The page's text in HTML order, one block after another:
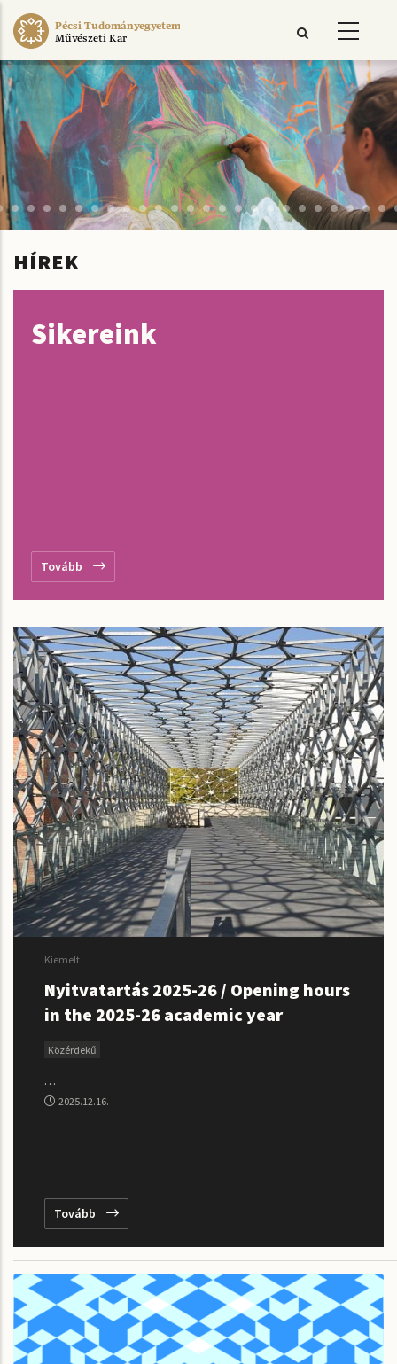
Ugrás
Pécsi Tudományegyetem
Művészeti Kar
HÍREK
Sikereink
Tovább
Kiemelt
Nyitvatartás 2025-26 / Opening hours
in the 2025-26 academic year
Közérdekű
…
2025.12.16.
Tovább